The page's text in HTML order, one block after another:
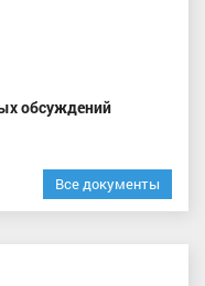
обсуждений
Все документы